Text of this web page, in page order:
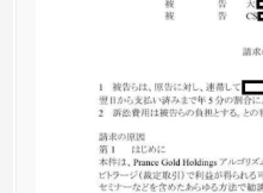
プランス
1
たしか2021年の上旬に
じゃなかった？
PGAはもう完全に終わ